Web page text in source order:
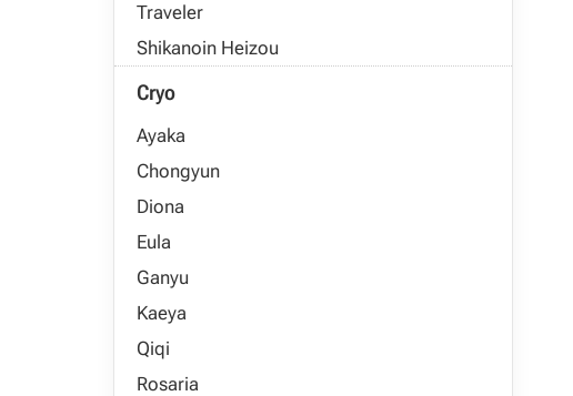
Traveler
Shikanoin Heizou
Cryo
Ayaka
Chongyun
Diona
Eula
Ganyu
Kaeya
Qiqi
Rosaria